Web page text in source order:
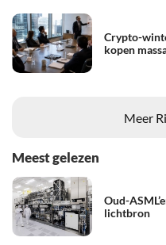
Crypto-
kopen
Meer
Meest gelezen
Oud-
lichtbron